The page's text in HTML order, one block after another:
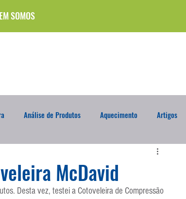
SOMOS
Análise de Produtos Aquecimento Artigos
Compra Exterior
Deslocamento DVD Encaixada Enquete
McDavid
Desta vez, testei a Cotoveleira de Compressão